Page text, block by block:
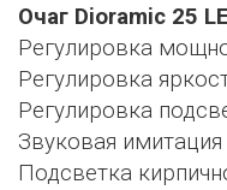
Очаг Dioramic 25
Регулировка
Регулировка
Регулировка
Звуковая
Подсветка